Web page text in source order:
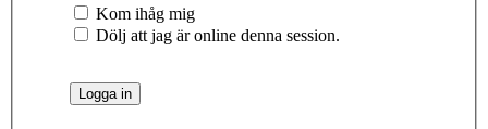
Kom ihåg mig
Dölj att jag är online denna session.